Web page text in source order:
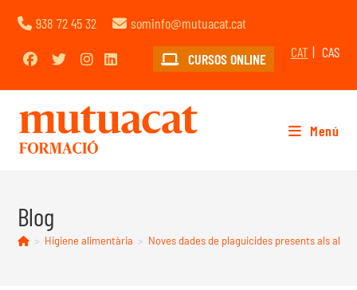
938 72 45 32
sominfo@mutuacat.cat
CAT
CAS
CURSOS ONLINE
Menú
Blog
> Higiene alimentària > Noves dades de plaguicides presents als